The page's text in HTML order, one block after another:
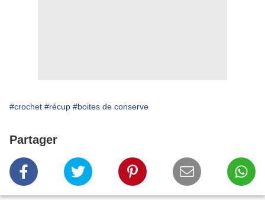
#crochet #récup #boites de conserve
Partager